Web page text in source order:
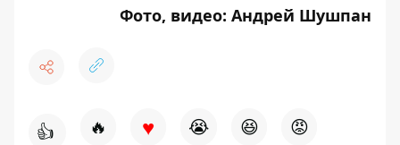
Фото, видео: Андрей Шушпан
👍 🔥 ♥ 😭 😆 😡